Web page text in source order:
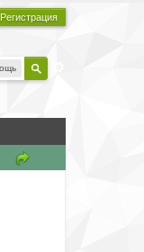
Регистрация